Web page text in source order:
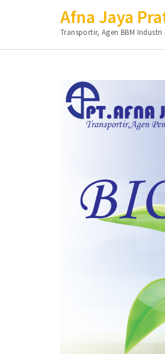
Afna Jaya
Transportir, Agen BBM Industri